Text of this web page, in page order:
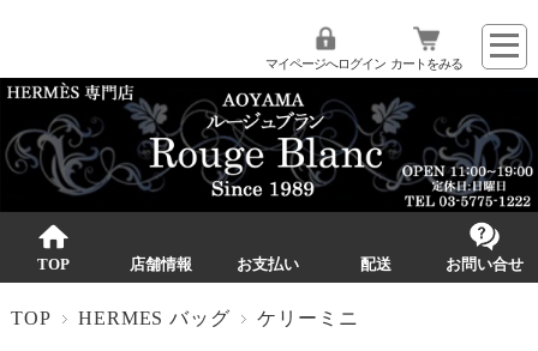
マイページへログイン カートをみる
TOP 店舗情報 お支払い 配送 お問い合せ
TOP HERMES バッグ ケリーミニ